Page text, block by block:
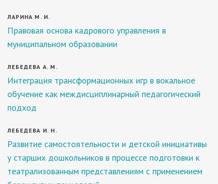
ЛАРИНА М. И.
Правовая основа кадрового управления в
муниципальном образовании
ЛЕБЕДЕВА А. М.
Интеграция трансформационных игр в вокальное
обучение как междисциплинарный педагогический
подход
ЛЕБЕДЕВА И. Н.
Развитие самостоятельности и детской инициативы
у старших дошкольников в процессе подготовки к
театрализованным представлениям с применением